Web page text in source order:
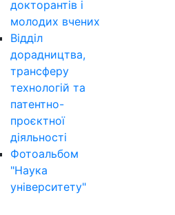
докторантів і
молодих вчених
Відділ
дорадництва,
трансферу
технологій та
патентно-
проєктної
діяльності
Фотоальбом
"Наука
університету"